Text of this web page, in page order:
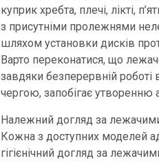
куприк хребта, плечі, лікті,
з присутніми пролежнями
шляхом установки дисків
Варто переконатися, що
завдяки безперервній
чергою, запобігає утворенню
Належний догляд за лежачими
Кожна з доступних моделей
гігієнічний догляд за